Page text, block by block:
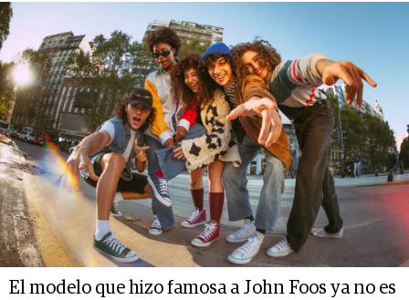
El modelo que hizo famosa a John Foos ya no es